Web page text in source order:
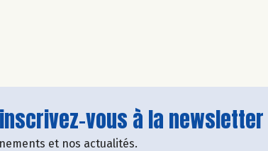
vous à la
et nos actualités.